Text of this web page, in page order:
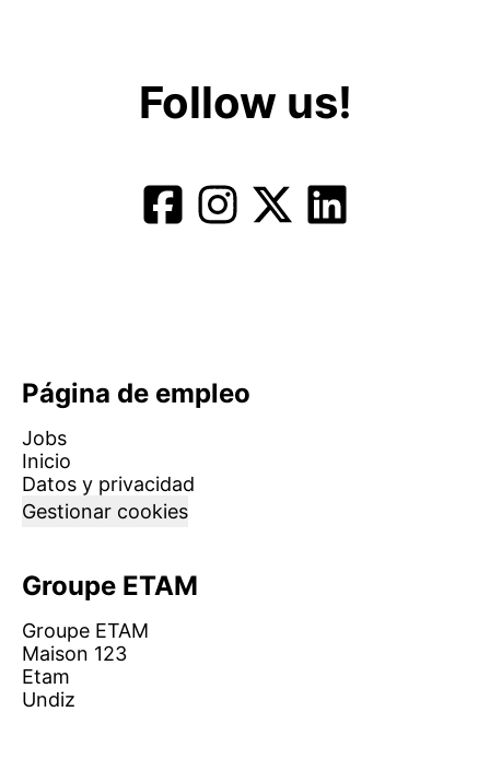
Follow us!
Página de empleo
Jobs
Inicio
Datos y privacidad
Gestionar cookies
Groupe ETAM
Groupe ETAM
Maison 123
Etam
Undiz